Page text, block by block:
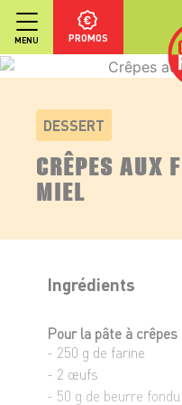
MENU PROMOS
DESSERT
CRÊPES AUX
MIEL
Ingrédients
Pour la pâte à crêpes
- 250 g de farine
- 2 œufs
- 50 g de beurre fondu